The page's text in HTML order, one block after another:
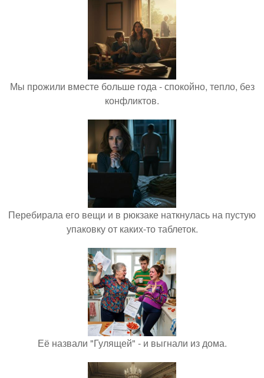
Мы прожили вместе больше года - спокойно, тепло, без
конфликтов.
Перебирала его вещи и в рюкзаке наткнулась на пустую
упаковку от каких-то таблеток.
Её назвали "Гулящей" - и выгнали из дома.